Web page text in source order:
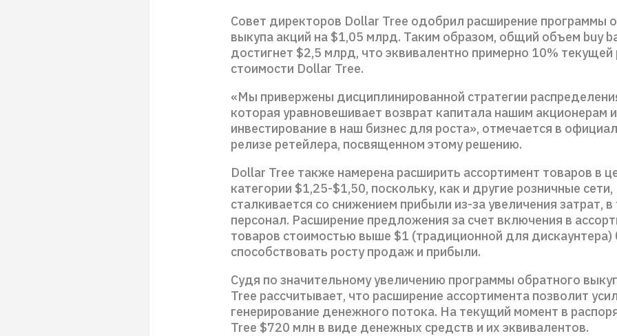
Совет директоров Dollar Tree одобрил расширение программы
выкупа акций на $1,05 млрд. Таким образом, общий объем buy
достигнет $2,5 млрд, что эквивалентно примерно 10%
стоимости Dollar Tree.
«Мы привержены дисциплинированной стратегии
которая уравновешивает возврат капитала нашим акционерам и
инвестирование в наш бизнес для роста», отмечается в
релизе ретейлера, посвященном этому решению.
Dollar Tree также намерена расширить ассортимент товаров в
категории $1,25-$1,50, поскольку, как и другие розничные сети,
сталкивается со снижением прибыли из-за увеличения затрат,
персонал. Расширение предложения за счет включения в
товаров стоимостью выше $1 (традиционной для дискаунтера)
способствовать росту продаж и прибыли.
Судя по значительному увеличению программы обратного
Tree рассчитывает, что расширение ассортимента позволит
генерирование денежного потока. На текущий момент в
Tree $720 млн в виде денежных средств и их эквивалентов.